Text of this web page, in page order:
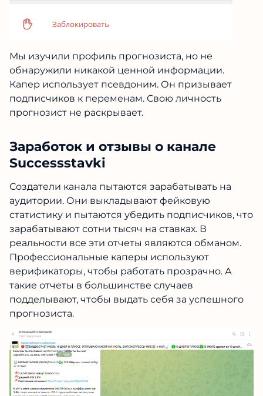
Мы изучили профиль прогнозиста, но не
обнаружили никакой ценной информации.
Капер использует псевдоним. Он призывает
подписчиков к переменам. Свою личность
прогнозист не раскрывает.
Заработок и отзывы о канале
Successstavki
Создатели канала пытаются зарабатывать на
аудитории. Они выкладывают фейковую
статистику и пытаются убедить подписчиков, что
зарабатывают сотни тысяч на ставках. В
реальности все эти отчеты являются обманом.
Профессиональные каперы используют
верификаторы, чтобы работать прозрачно. А
такие отчеты в большинстве случаев
подделывают, чтобы выдать себя за успешного
прогнозиста.